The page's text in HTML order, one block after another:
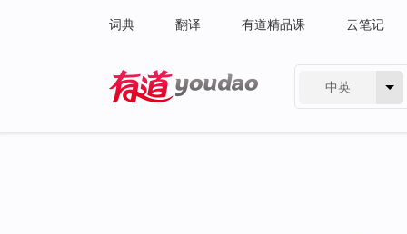
词典 翻译 有道精品课 云笔记
中英